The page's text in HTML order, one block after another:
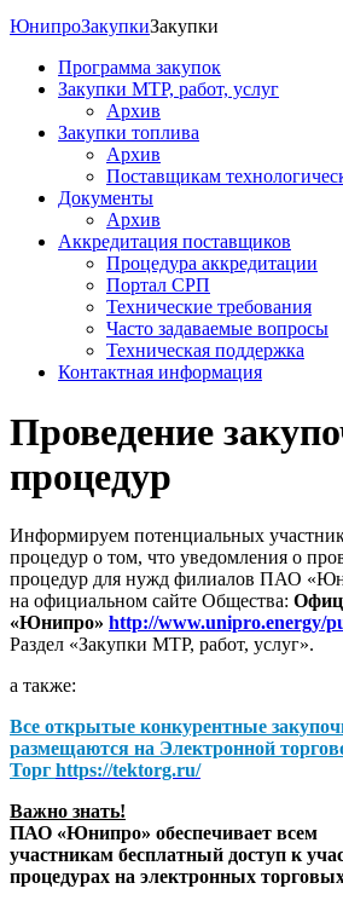
ЮнипроЗакупкиЗакупки
Программа закупок
Закупки МТР, работ, услуг
Архив
Закупки топлива
Архив
Поставщикам
Документы
Архив
Аккредитация поставщиков
Процедура аккредитации
Портал СРП
Технические требования
Часто задаваемые вопросы
Техническая поддержка
Контактная информация
Проведение
процедур
Информируем потенциальных
процедур о том, что уведомления о
процедур для нужд филиалов ПАО
на официальном сайте Общества:
«Юнипро» http://www.unipro.energy/
Раздел «Закупки МТР, работ, услуг».
а также:
Все открытые конкурентные
размещаются на Электронной
Торг https://tektorg.ru/
Важно знать!
ПАО «Юнипро» обеспечивает всем
участникам бесплатный доступ к
процедурах на электронных